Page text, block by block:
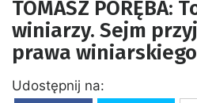
TOMASZ PORĘBA:
winiarzy. Sejm
prawa
Udostępnij na: